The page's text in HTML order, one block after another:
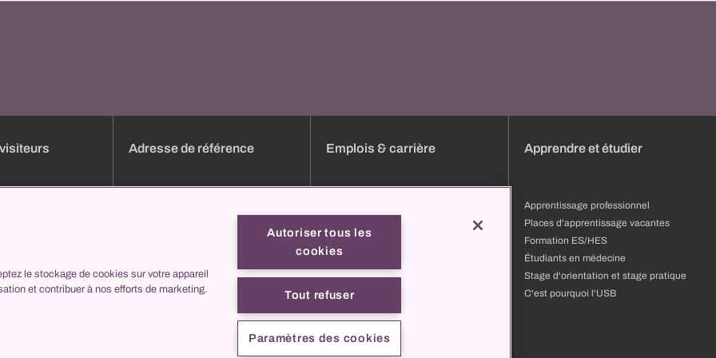
nous
Adresse de référence
collegis
Emplois & carrière
Formation et développement
Profils professionnels
C'est pourquoi l'USB
Contact
Apprendre et étudier
Apprentissage professionnel
Places d'apprentissage vacantes
Formation ES/HES
Étudiants en médecine
Stage d'orientation et stage pratique
C'est pourquoi l'USB
le stockage de cookies sur votre appareil
et contribuer à nos efforts de marketing.
Autoriser tous les
cookies
Tout refuser
Paramètres des cookies